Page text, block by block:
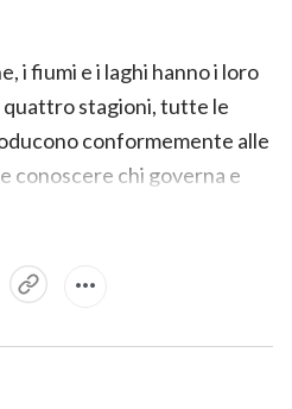
i fiumi e i laghi hanno i loro
quattro stagioni, tutte le
conformemente alle
conoscere chi governa e
cose? Guardate questo
che ha sovranità su tutte